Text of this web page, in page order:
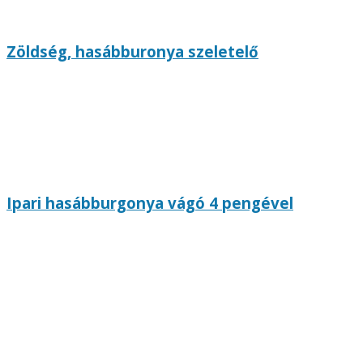
Zöldség, hasábburonya szeletelő
Ipari hasábburgonya vágó 4 pengével